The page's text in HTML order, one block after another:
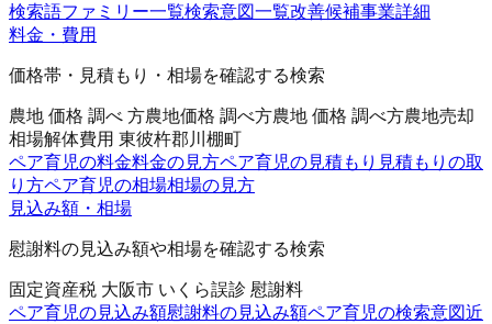
検索語ファミリー一覧検索意図一覧改善候補事業詳細
料金・費用
価格帯・見積もり・相場を確認する検索
農地 価格 調べ 方農地価格 調べ方農地 価格 調べ方農地売却
相場解体費用 東彼杵郡川棚町
ペア育児の料金料金の見方ペア育児の見積もり 見積もりの取
り方ペア育児の相場相場の見方
見込み額・相場
慰謝料の見込み額や相場を確認する検索
固定資産税 大阪市 いくら誤診 慰謝料
ペア育児の見込み額慰謝料の見込み額ペア育児の検索意図近